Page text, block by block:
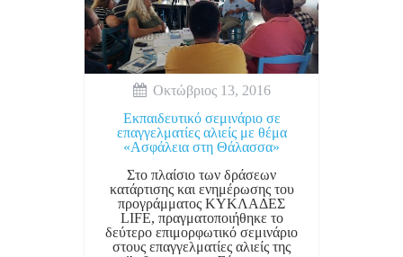
Οκτώβριος 13, 2016
Εκπαιδευτικό σεμινάριο σε
επαγγελματίες αλιείς με θέμα
«Ασφάλεια στη Θάλασσα»
Στο πλαίσιο των δράσεων
κατάρτισης και ενημέρωσης του
προγράμματος ΚΥΚΛΑΔΕΣ
LIFE, πραγματοποιήθηκε το
δεύτερο επιμορφωτικό σεμινάριο
στους επαγγελματίες αλιείς της